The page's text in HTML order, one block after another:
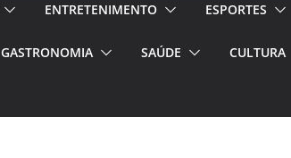
ENTRETENIMENTO ESPORTES
GASTRONOMIA SAÚDE CULTURA